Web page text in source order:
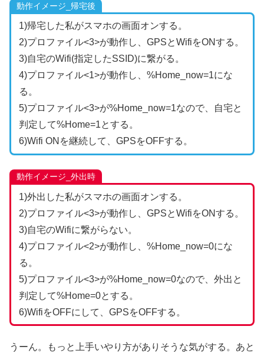
動作イメージ_帰宅後
1)帰宅した私がスマホの画面オンする。
2)プロファイル<3>が動作し、GPSとWifiをONする。
3)自宅のWifi(指定したSSID)に繋がる。
4)プロファイル<1>が動作し、%Home_now=1にな
る。
5)プロファイル<3>が%Home_now=1なので、自宅と
判定して%Home=1とする。
6)Wifi ONを継続して、GPSをOFFする。
動作イメージ_外出時
1)外出した私がスマホの画面オンする。
2)プロファイル<3>が動作し、GPSとWifiをONする。
3)自宅のWifiに繋がらない。
4)プロファイル<2>が動作し、%Home_now=0にな
る。
5)プロファイル<3>が%Home_now=0なので、外出と
判定して%Home=0とする。
6)WifiをOFFにして、GPSをOFFする。
うーん。もっと上手いやり方がありそうな気がする。あと